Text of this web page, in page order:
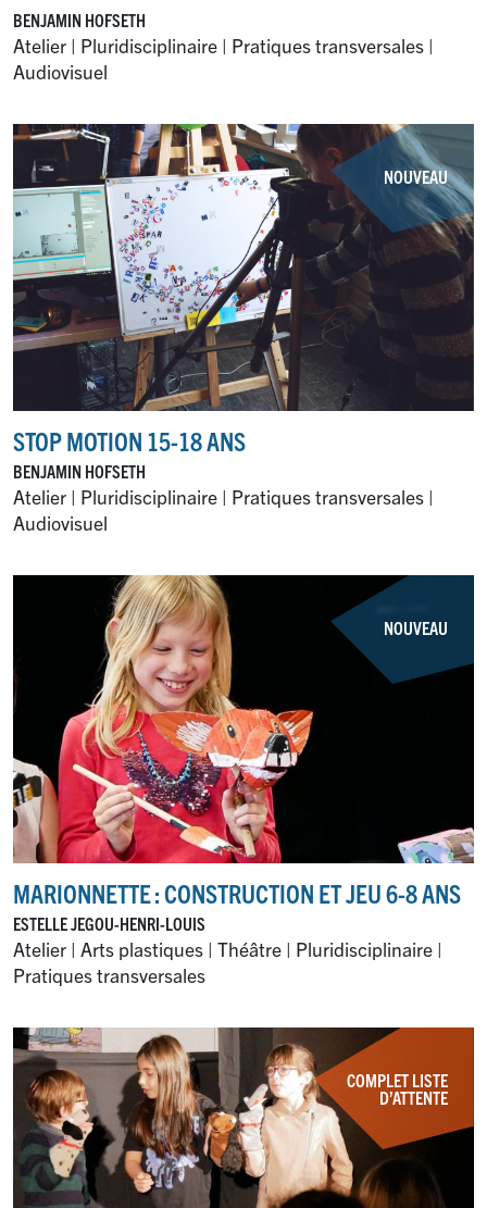
BENJAMIN HOFSETH
Atelier | Pluridisciplinaire | Pratiques transversales |
Audiovisuel
NOUVEAU
STOP MOTION 15-18 ANS
BENJAMIN HOFSETH
Atelier | Pluridisciplinaire | Pratiques transversales |
Audiovisuel
NOUVEAU
MARIONNETTE : CONSTRUCTION ET JEU 6-8 ANS
ESTELLE JEGOU-HENRI-LOUIS
Atelier | Arts plastiques | Théâtre | Pluridisciplinaire |
Pratiques transversales
COMPLET LISTE
D’ATTENTE